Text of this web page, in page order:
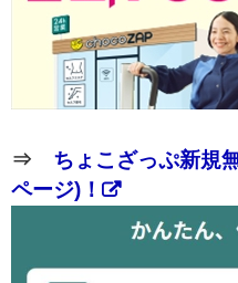
⇒ ちょこざっぷ新規
ページ)！